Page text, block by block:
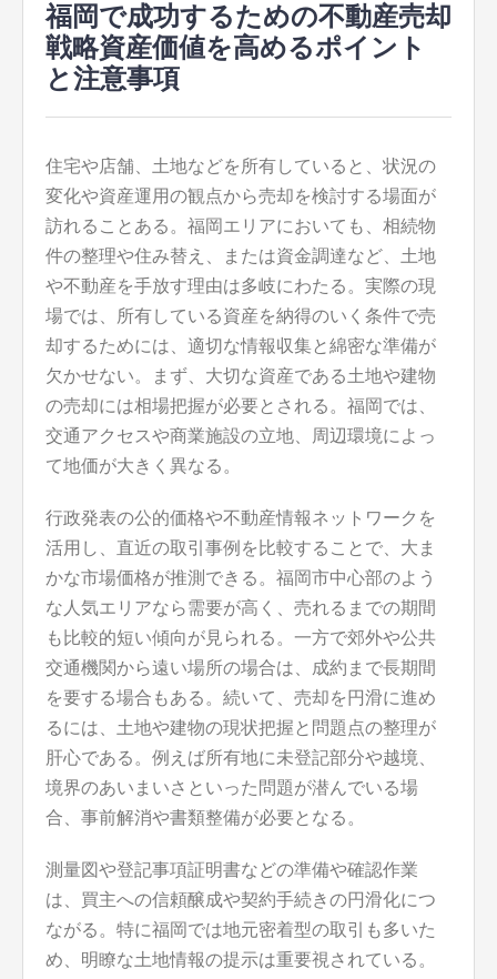
福岡で成功するための不動産売却
戦略資産価値を高めるポイント
と注意事項
住宅や店舗、土地などを所有していると、状況の
変化や資産運用の観点から売却を検討する場面が
訪れることある。 福岡エリアにおいても、相続物
件の整理や住み替え、または資金調達など、土地
や不動産を手放す理由は多岐にわたる。実際の現
場では、所有している資産を納得のいく条件で売
却するためには、適切な情報収集と綿密な準備が
欠かせない。まず、大切な資産である土地や建物
の売却には相場把握が必要とされる。福岡では、
交通アクセスや商業施設の立地、周辺環境によっ
て地価が大きく異なる。
行政発表の公的価格や不動産情報ネットワークを
活用し、直近の取引事例を比較することで、大ま
かな市場価格が推測できる。福岡市中心部のよう
な人気エリアなら需要が高く、売れるまでの期間
も比較的短い傾向が見られる。一方で郊外や公共
交通機関から遠い場所の場合は、成約まで長期間
を要する場合もある。続いて、売却を円滑に進め
るには、土地や建物の現状把握と問題点の整理が
肝心である。例えば所有地に未登記部分や越境、
境界のあいまいさといった問題が潜んでいる場
合、事前解消や書類整備が必要となる。
測量図や登記事項証明書などの準備や確認作業
は、買主への信頼醸成や契約手続きの円滑化につ
ながる。特に福岡では地元密着型の取引も多いた
め、明瞭な土地情報の提示は重要視されている。